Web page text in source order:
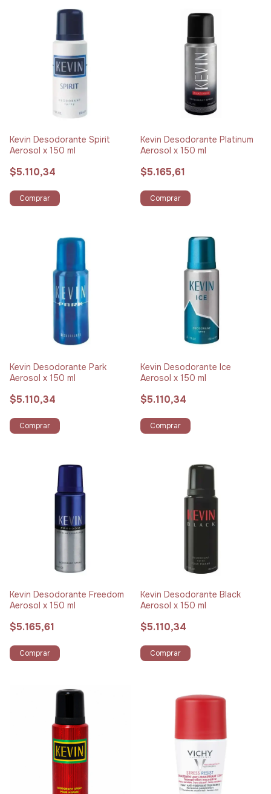
Kevin Desodorante Spirit
Aerosol x 150 ml
$5.110,34
Comprar
Kevin Desodorante Platinum
Aerosol x 150 ml
$5.165,61
Comprar
Kevin Desodorante Park
Aerosol x 150 ml
$5.110,34
Comprar
Kevin Desodorante Ice
Aerosol x 150 ml
$5.110,34
Comprar
Kevin Desodorante Freedom
Aerosol x 150 ml
$5.165,61
Comprar
Kevin Desodorante Black
Aerosol x 150 ml
$5.110,34
Comprar